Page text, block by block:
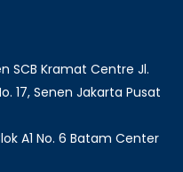
SCB Kramat Centre Jl.
17, Senen Jakarta Pusat
A1 No. 6 Batam Center